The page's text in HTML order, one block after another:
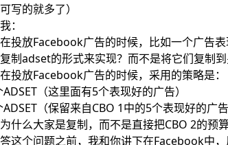
写的就多了）
：
投放Facebook广告的时候，比如一个广告
制adset的形式来实现？而不是将它们复制到
投放Facebook广告的时候，采用的策略是：
（这里面有5个表现好的广告）
（保留来自CBO 1中的5个表现好的广
什么大家是复制，而不是直接把CBO 2的
这个问题之前，我和你讲下在Facebook中